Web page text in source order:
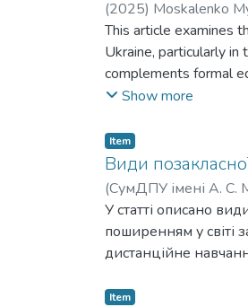
(2025) Moskalenko
Eduardivna ;Генкал
This article examines
Ukraine, particularly
complements formal
highlights the
Germany, and
formal biological
challenges like limited
the Ukrainian context:
interdisciplinary
of implementing
contemporary
Show more
Item
Види
(СумДПУ імені А. С.
У статті описано
поширенням у світі
дистанційне
Item